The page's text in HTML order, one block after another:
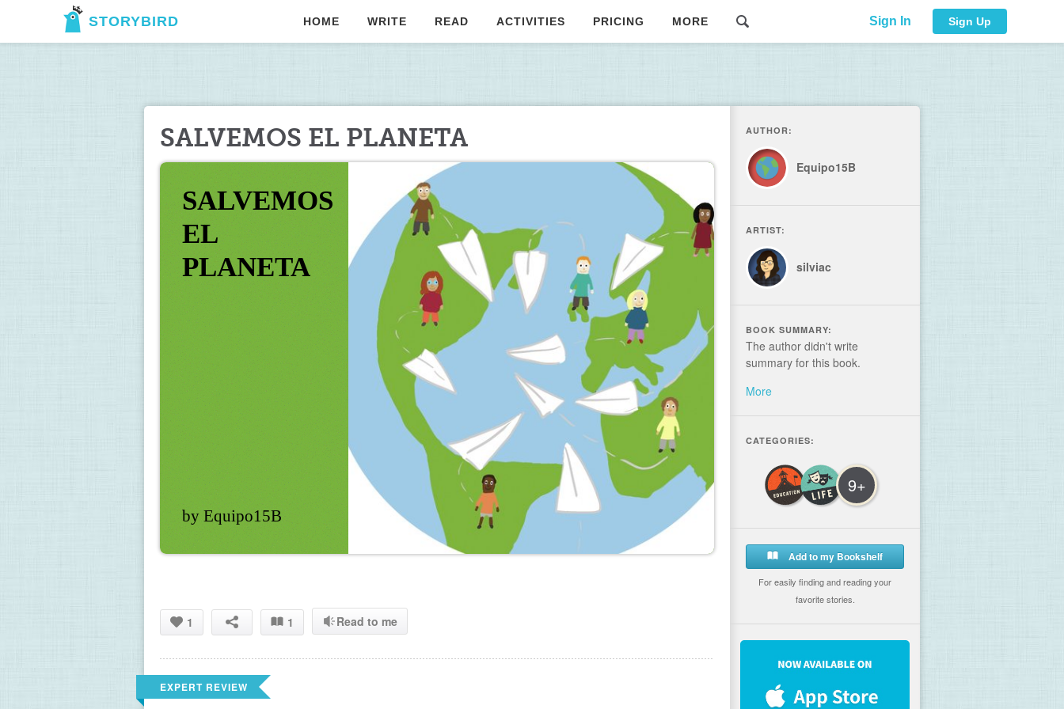
STORYBIRD HOME WRITE READ ACTIVITIES PRICING MORE Sign In Sign Up
SALVEMOS EL PLANETA
SALVEMOS
EL
PLANETA
by Equipo15B
1 1 Read to me
EXPERT REVIEW
AUTHOR:
Equipo15B
ARTIST:
silviac
BOOK SUMMARY:
The author didn't write
summary for this book.
More
CATEGORIES:
9+
Add to my Bookshelf
For easily finding and reading your
favorite stories.